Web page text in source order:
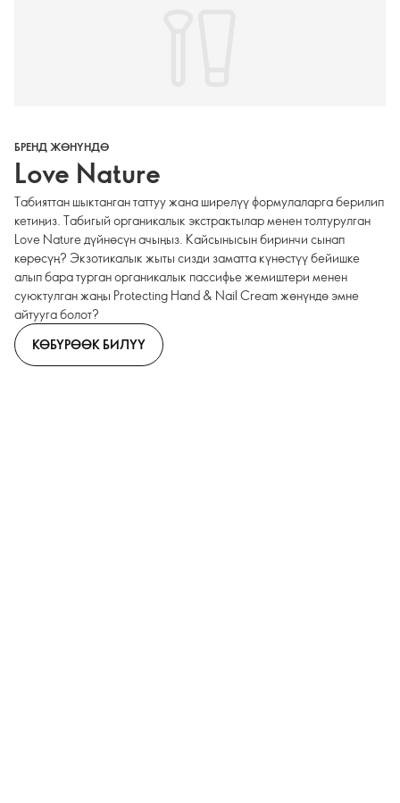
БРЕНД ЖӨНҮНДӨ
Love Nature
Табияттан шыктанган таттуу жана ширелүү формулаларга берилип
кетиңиз. Табигый органикалык экстрактылар менен толтурулган
Love Nature дүйнөсүн ачыңыз. Кайсынысын биринчи сынап
көрөсүң? Экзотикалык жыты сизди заматта күнөстүү бейишке
алып бара турган органикалык пассифье жемиштери менен
суюктулган жаңы Protecting Hand & Nail Cream жөнүндө эмне
айтууга болот?
КӨБҮРӨӨК БИЛҮҮ